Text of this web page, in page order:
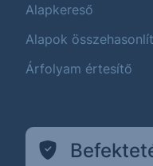
Alapkereső
Alapok
Árfolyam értesítő